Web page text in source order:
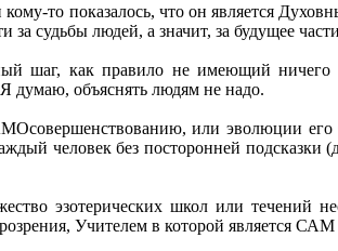
то показалось, что он является
за судьбы людей, а значит, за будущее
шаг, как правило не имеющий
думаю, объяснять людям не надо.
или эволюции
человек без посторонней подсказки
эзотерических школ или течений
Учителем в которой является